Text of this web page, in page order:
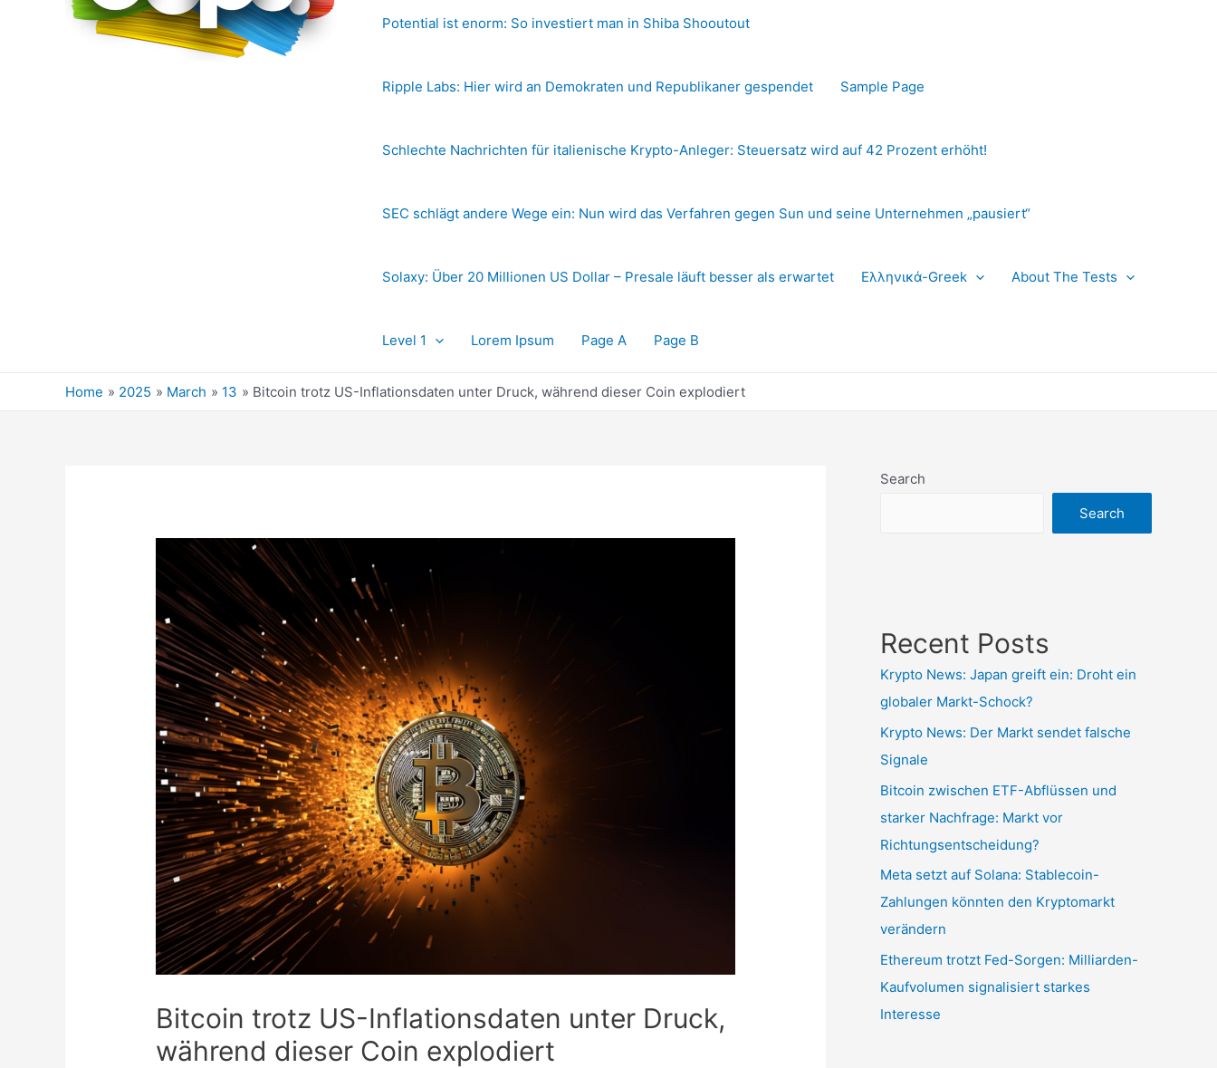
Potential ist enorm: So investiert man in Shiba Shooutout
Ripple Labs: Hier wird an Demokraten und Republikaner gespendet Sample Page
Schlechte Nachrichten für italienische Krypto-Anleger: Steuersatz wird auf 42 Prozent erhöht!
SEC schlägt andere Wege ein: Nun wird das Verfahren gegen Sun und seine Unternehmen „pausiert“
Solaxy: Über 20 Millionen US Dollar – Presale läuft besser als erwartet Ελληνικά-Greek About The Tests
Level 1 Lorem Ipsum Page A Page B
Home 2025 March 13 Bitcoin trotz US-Inflationsdaten unter Druck, während dieser Coin explodiert
Bitcoin trotz US-Inflationsdaten unter Druck,
während dieser Coin explodiert
Search
Search
Recent Posts
Krypto News: Japan greift ein: Droht ein
globaler Markt-Schock?
Krypto News: Der Markt sendet falsche
Signale
Bitcoin zwischen ETF-Abflüssen und
starker Nachfrage: Markt vor
Richtungsentscheidung?
Meta setzt auf Solana: Stablecoin-
Zahlungen könnten den Kryptomarkt
verändern
Ethereum trotzt Fed-Sorgen: Milliarden-
Kaufvolumen signalisiert starkes
Interesse